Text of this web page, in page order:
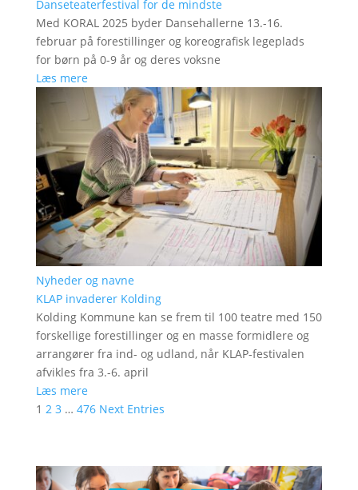
Danseteaterfestival for de mindste
Med KORAL 2025 byder Dansehallerne 13.-16.
februar på forestillinger og koreografisk legeplads
for børn på 0-9 år og deres voksne
Læs mere
Nyheder og navne
KLAP invaderer Kolding
Kolding Kommune kan se frem til 100 teatre med 150
forskellige forestillinger og en masse formidlere og
arrangører fra ind- og udland, når KLAP-festivalen
afvikles fra 3.-6. april
Læs mere
1 2 3 … 476 Next Entries